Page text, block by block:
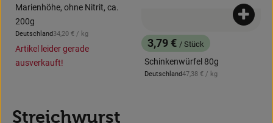
Marienhöhe, ohne Nitrit, ca.
200g
, Herkunft:
Deutschland, Referenzpreis:
34,20 € / kg
Artikel leider gerade
ausverkauft!
, Preis:
3,79 € / Stück
Schinkenwürfel 80g
, Herkunft:
Deutschland, Referenzpreis:
47,38 € / kg
Streichwurst